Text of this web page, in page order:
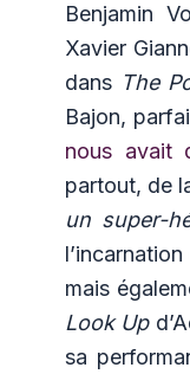
Benjamin
Xavier
dans The
Bajon,
nous avait
partout, de
un super-
mais
Look Up
sa